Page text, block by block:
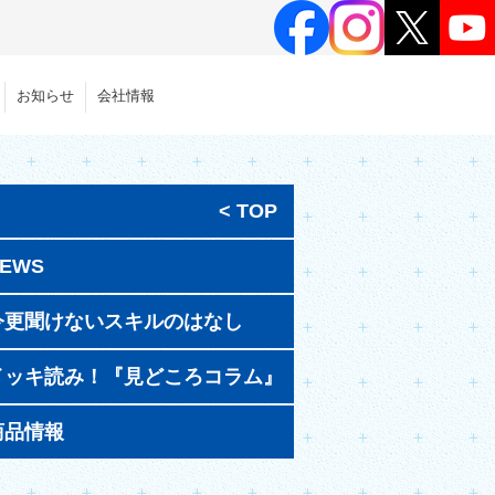
お知らせ 会社情報
< TOP
更聞けないスキルのはなし
キ読み！『見どころコラム』
品情報